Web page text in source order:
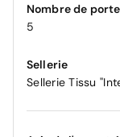
Nombre de
5
Sellerie
Sellerie Tissu